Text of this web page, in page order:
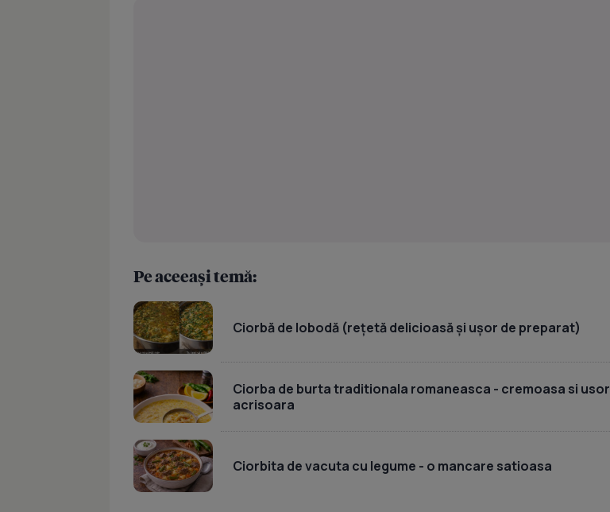
Pe aceeași temă:
Ciorbă de lobodă (rețetă delicioasă și ușor de preparat)
Ciorba de burta traditionala romaneasca - cremoasa si usor
acrisoara
Ciorbita de vacuta cu legume - o mancare satioasa